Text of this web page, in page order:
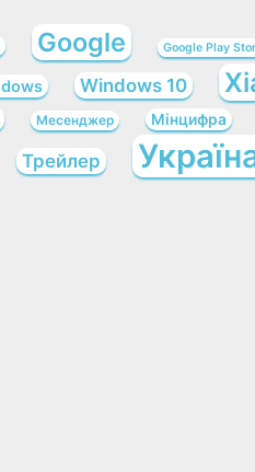
Google Google Play
Windows 10
Месенджер Мінцифра
Трейлер